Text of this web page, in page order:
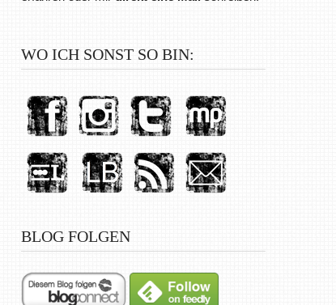
WO ICH SONST SO BIN:
BLOG FOLGEN